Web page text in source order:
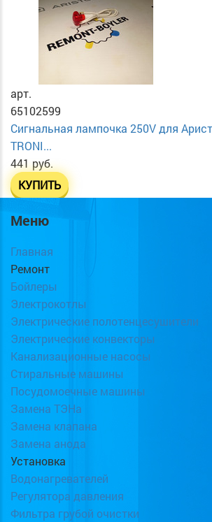
арт.
65102599
Сигнальная лампочка 250V для
TRONI...
441 руб.
КУПИТЬ
Меню
Главная
Ремонт
Бойлеры
Электрокотлы
Электрические полотенцесушители
Электрические конвекторы
Канализационные насосы
Стиральные машины
Посудомоечные машины
Замена ТЭНа
Замена клапана
Замена анода
Установка
Водонагревателей
Регулятора давления
Фильтра грубой очистки